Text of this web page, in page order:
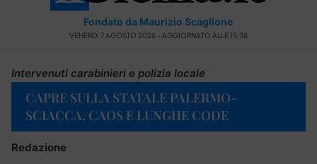
Fondato da Maurizio Scaglione
VENERDÌ 7 AGOSTO 2026 - AGGIORNATO ALLE 15:38
Intervenuti carabinieri e polizia locale
CAPRE SULLA STATALE PALERMO-
SCIACCA, CAOS E LUNGHE CODE
Redazione